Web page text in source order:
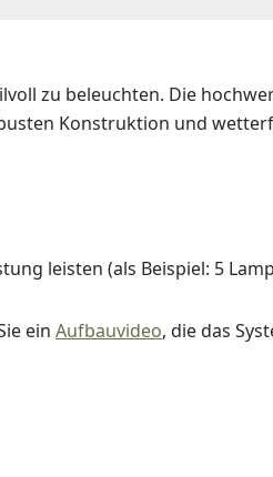
zu beleuchten. Die
Konstruktion und
leisten (als Beispiel: 5
ein Aufbauvideo, die das